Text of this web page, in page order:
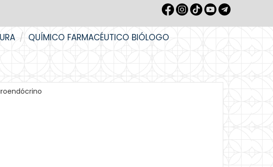
QUÍMICO FARMACÉUTICO BIÓLOGO